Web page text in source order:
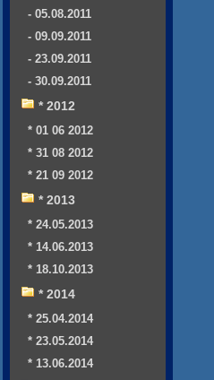
- 05.08.2011
- 09.09.2011
- 23.09.2011
- 30.09.2011
* 2012
* 01 06 2012
* 31 08 2012
* 21 09 2012
* 2013
* 24.05.2013
* 14.06.2013
* 18.10.2013
* 2014
* 25.04.2014
* 23.05.2014
* 13.06.2014